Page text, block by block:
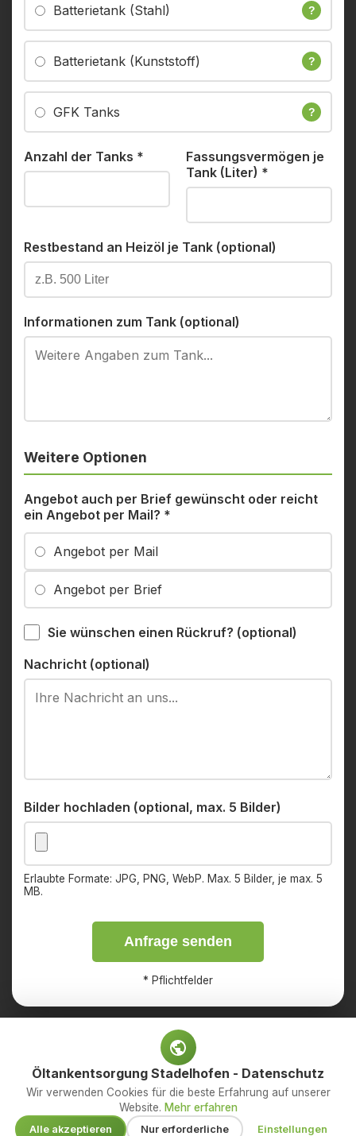
Batterietank (Stahl) ?
Batterietank (Kunststoff) ?
GFK Tanks ?
Anzahl der Tanks *
Fassungsvermögen je
Tank (Liter) *
Restbestand an Heizöl je Tank (optional)
Informationen zum Tank (optional)
Weitere Optionen
Angebot auch per Brief gewünscht oder reicht
ein Angebot per Mail? *
Angebot per Mail
Angebot per Brief
Sie wünschen einen Rückruf? (optional)
Nachricht (optional)
Bilder hochladen (optional, max. 5 Bilder)
Erlaubte Formate: JPG, PNG, WebP. Max. 5 Bilder, je max. 5
MB.
Anfrage senden
* Pflichtfelder
ImpressumDatenschutz
© 2026 OED Services GmbH – Ihr Fachbetrieb für
Öltankentsorgung. Alle Rechte vorbehalten.
Öltankentsorgung Stadelhofen - Datenschutz
Wir verwenden Cookies für die beste Erfahrung auf unserer
Website. Mehr erfahren
Alle akzeptieren Nur erforderliche Einstellungen